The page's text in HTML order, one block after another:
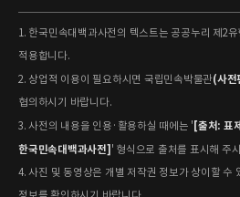
1. 한국민속대백과사전의 텍스트는 공공누리 제2
적용합니다.
2. 상업적 이용이 필요하시면 국립민속박물관(사
협의하시기 바랍니다.
3. 사전의 내용을 인용·활용하실 때에는 '[출처: 표
한국민속대백과사전]' 형식으로 출처를 표시해 주
4. 사진 및 동영상은 개별 저작권 정보가 상이할 수